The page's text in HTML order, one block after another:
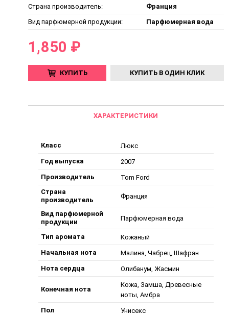
Страна производитель:
Франция
Вид парфюмерной продукции:
Парфюмерная вода
1,850 ₽
КУПИТЬ КУПИТЬ В ОДИН КЛИК
ХАРАКТЕРИСТИКИ
Класс
Люкс
Год выпуска
2007
Производитель
Tom Ford
Страна
производитель
Франция
Вид парфюмерной
продукции
Парфюмерная вода
Тип аромата
Кожаный
Начальная нота
Малина, Чабрец, Шафран
Нота сердца
Олибанум, Жасмин
Конечная нота
Кожа, Замша, Древесные
ноты, Амбра
Пол
Унисекс